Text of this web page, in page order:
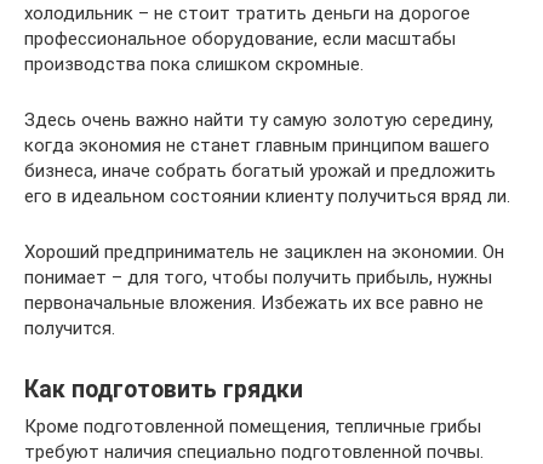
холодильник – не стоит тратить деньги на дорогое
профессиональное оборудование, если масштабы
производства пока слишком скромные.
Здесь очень важно найти ту самую золотую середину,
когда экономия не станет главным принципом вашего
бизнеса, иначе собрать богатый урожай и предложить
его в идеальном состоянии клиенту получиться вряд ли.
Хороший предприниматель не зациклен на экономии. Он
понимает – для того, чтобы получить прибыль, нужны
первоначальные вложения. Избежать их все равно не
получится.
Как подготовить грядки
Кроме подготовленной помещения, тепличные грибы
требуют наличия специально подготовленной почвы.